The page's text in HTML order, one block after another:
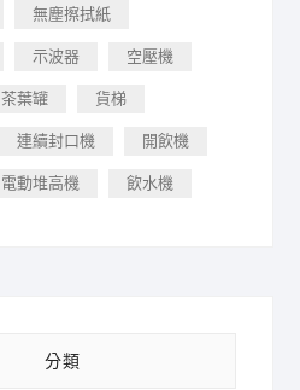
無塵擦拭紙
示波器 空壓機
茶葉罐 貨梯
連續封口機 開飲機
電動堆高機 飲水機
分類